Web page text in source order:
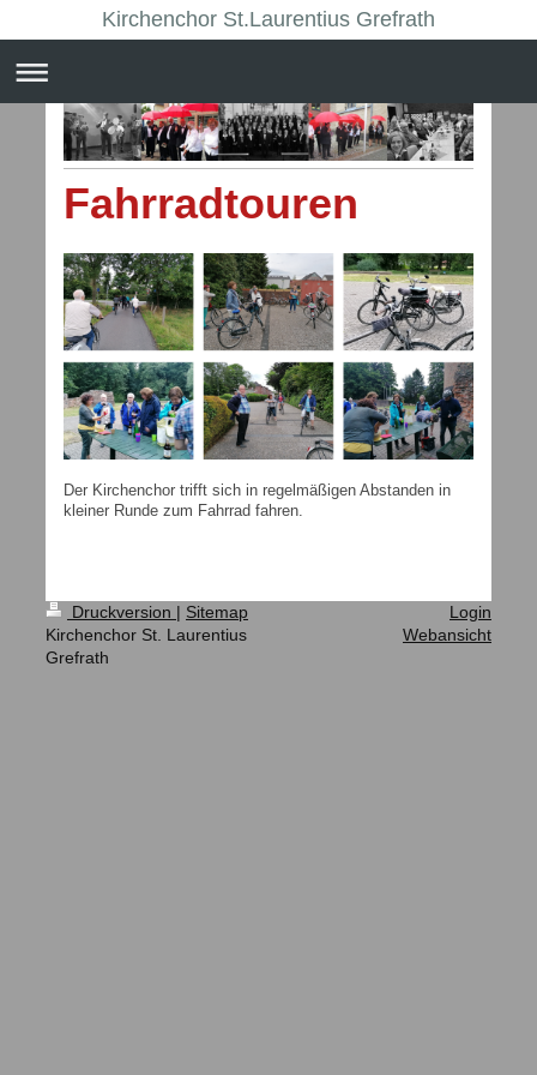
Kirchenchor St.Laurentius Grefrath
Fahrradtouren
Der Kirchenchor trifft sich in regelmäßigen Abstanden in
kleiner Runde zum Fahrrad fahren.
Druckversion | Sitemap
Kirchenchor St. Laurentius
Grefrath
Login
Webansicht